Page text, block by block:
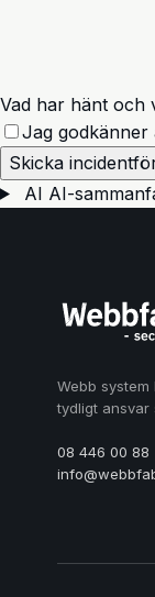
Vad har hänt och
Jag godkänner
Skicka
AI AI-
Webb
tydligt ansvar
08 446 00 88